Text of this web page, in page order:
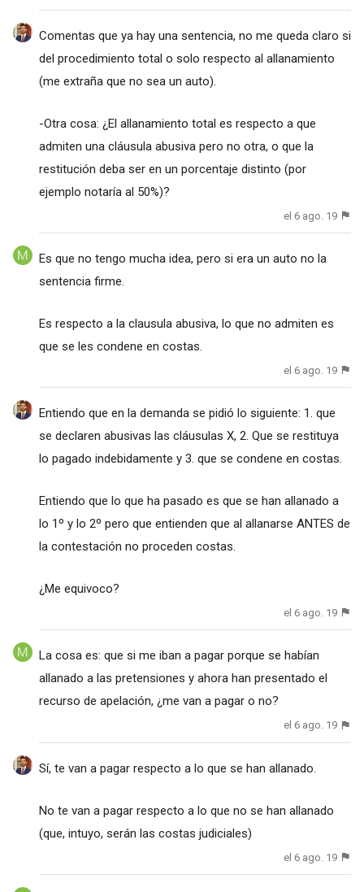
Comentas que ya hay una sentencia, no me queda claro si
del procedimiento total o solo respecto al allanamiento
(me extraña que no sea un auto).
-Otra cosa: ¿El allanamiento total es respecto a que
admiten una cláusula abusiva pero no otra, o que la
restitución deba ser en un porcentaje distinto (por
ejemplo notaría al 50%)?
el 6 ago. 19
Es que no tengo mucha idea, pero si era un auto no la
sentencia firme.
Es respecto a la clausula abusiva, lo que no admiten es
que se les condene en costas.
el 6 ago. 19
Entiendo que en la demanda se pidió lo siguiente: 1. que
se declaren abusivas las cláusulas X, 2. Que se restituya
lo pagado indebidamente y 3. que se condene en costas.
Entiendo que lo que ha pasado es que se han allanado a
lo 1º y lo 2º pero que entienden que al allanarse ANTES de
la contestación no proceden costas.
¿Me equivoco?
el 6 ago. 19
La cosa es: que si me iban a pagar porque se habían
allanado a las pretensiones y ahora han presentado el
recurso de apelación, ¿me van a pagar o no?
el 6 ago. 19
Sí, te van a pagar respecto a lo que se han allanado.
No te van a pagar respecto a lo que no se han allanado
(que, intuyo, serán las costas judiciales)
el 6 ago. 19